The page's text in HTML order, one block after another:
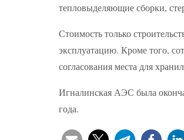
тепловыделяющие сборки,
Стоимость только
эксплуатацию. Кроме того,
согласования места для
Игналинская АЭС была
года.